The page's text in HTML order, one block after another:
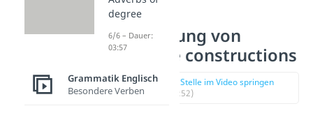
Verwendung von
participle constructions
zur Stelle im Video springen
(00:52)
degree
6/6 – Dauer:
03:57
Grammatik Englisch
Besondere Verben